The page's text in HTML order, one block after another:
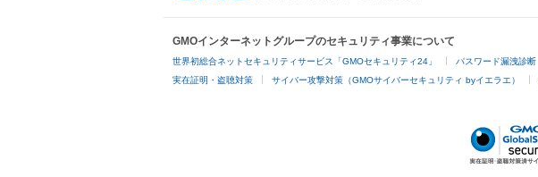
GMOインターネットグループのセキュリティ事業について
世界初総合ネットセキュリティサービス「GMOセキュリティ24」 パスワード漏洩診断
実在証明・盗聴対策 サイバー攻撃対策（GMOサイバーセキュリティ byイエラエ）